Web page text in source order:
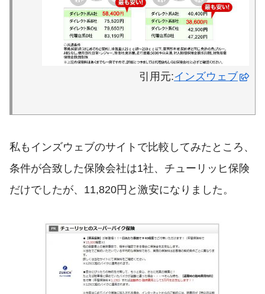
引用元:インズウェブ
私もインズウェブのサイトで比較してみたところ、
条件が合致した保険会社は1社、チューリッヒ保険
だけでしたが、11,820円と激安になりました。